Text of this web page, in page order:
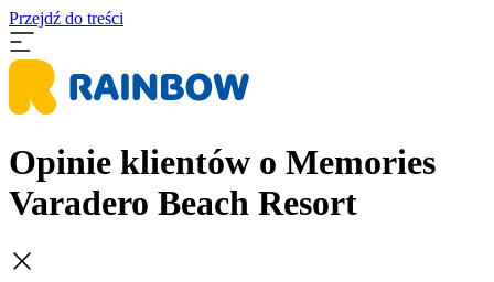
Przejdź do treści
Opinie klientów o Memories
Varadero Beach Resort